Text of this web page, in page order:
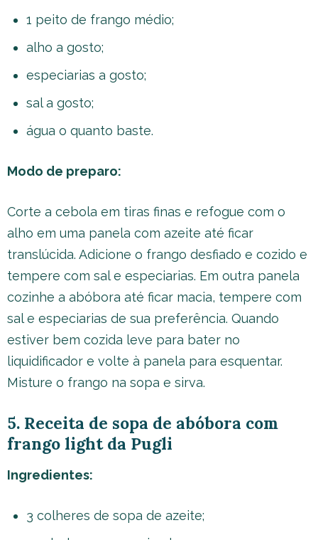
1 peito de frango médio;
alho a gosto;
especiarias a gosto;
sal a gosto;
água o quanto baste.
Modo de preparo:
Corte a cebola em tiras finas e refogue com o
alho em uma panela com azeite até ficar
translúcida. Adicione o frango desfiado e cozido e
tempere com sal e especiarias. Em outra panela
cozinhe a abóbora até ficar macia, tempere com
sal e especiarias de sua preferência. Quando
estiver bem cozida leve para bater no
liquidificador e volte à panela para esquentar.
Misture o frango na sopa e sirva.
5. Receita de sopa de abóbora com
frango light da Pugli
Ingredientes:
3 colheres de sopa de azeite;